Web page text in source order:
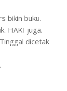
bikin buku.
HAKI juga.
dicetak